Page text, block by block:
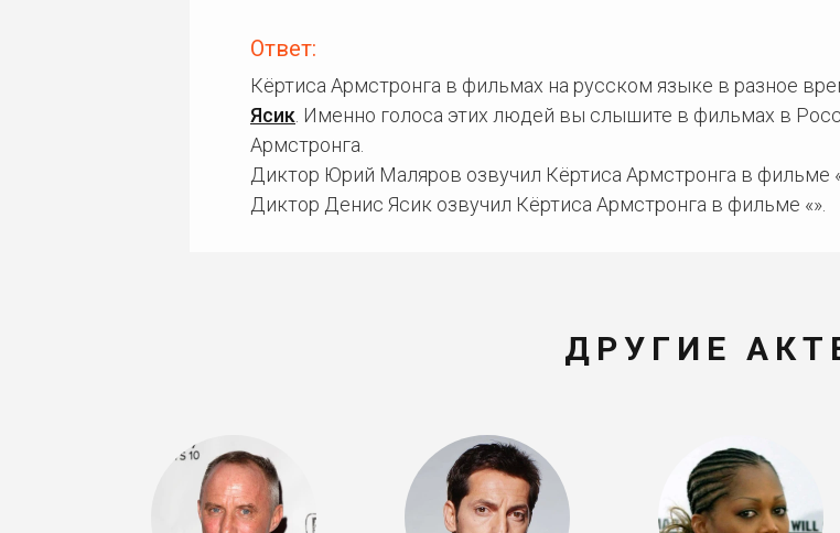
Ответ:
Кёртиса Армстронга в фильмах на русском языке в разное
Ясик . Именно голоса этих людей вы слышите в фильмах в
Армстронга.
Диктор Юрий Маляров озвучил Кёртиса Армстронга в фильме
Диктор Денис Ясик озвучил Кёртиса Армстронга в фильме «».
ДРУГИЕ